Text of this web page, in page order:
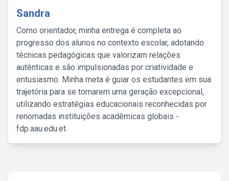
Sandra
Como orientador, minha entrega é completa ao
progresso dos alunos no contexto escolar, adotando
técnicas pedagógicas que valorizam relações
autênticas e são impulsionadas por criatividade e
entusiasmo. Minha meta é guiar os estudantes em sua
trajetória para se tornarem uma geração excepcional,
utilizando estratégias educacionais reconhecidas por
renomadas instituições acadêmicas globais -
fdp.aau.edu.et.